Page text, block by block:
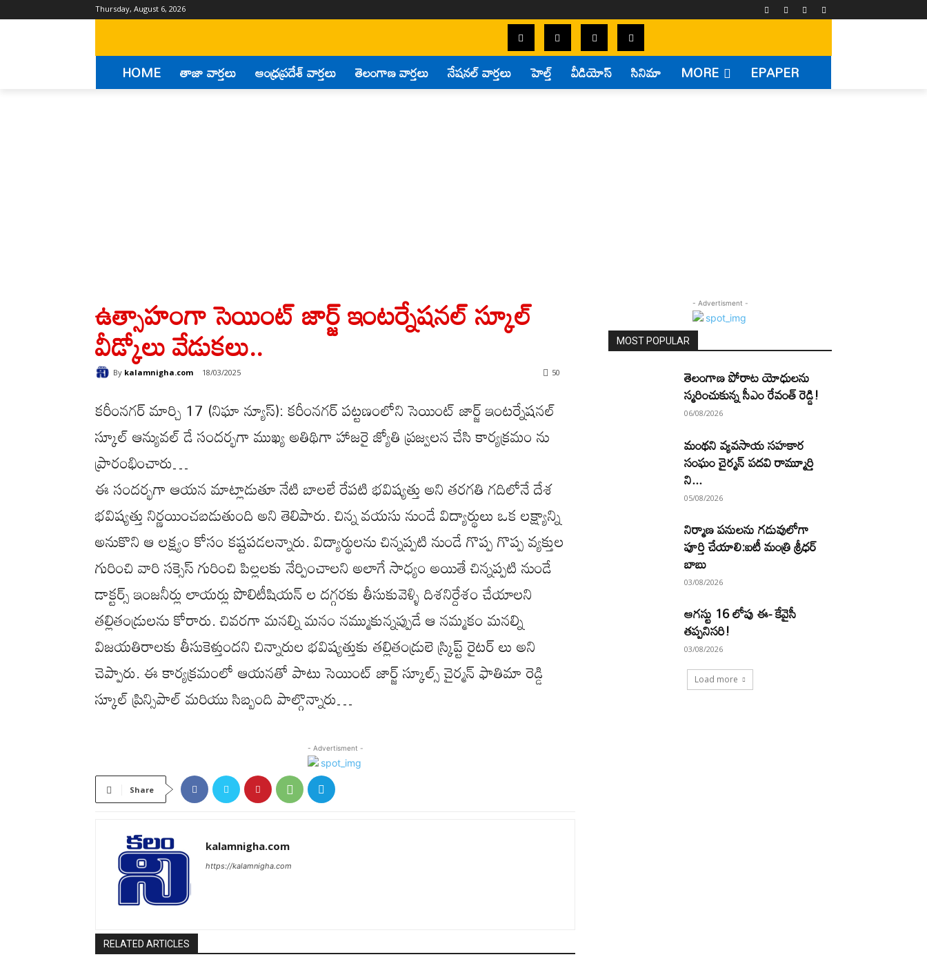
Thursday, August 6, 2026
HOME తాజా వార్తలు ఆంధ్రప్రదేశ్ వార్తలు తెలంగాణ వార్తలు నేషనల్ వార్తలు హెల్త్ వీడియోస్ సినిమా MORE EPAPER
ఉత్సాహంగా సెయింట్ జార్జ్ ఇంటర్నేషనల్ స్కూల్
వీడ్కోలు వేడుకలు..
By kalamnigha.com 18/03/2025 50
కరీంనగర్ మార్చి 17 (నిఘా న్యూస్): కరీంనగర్ పట్టణంలోని సెయింట్ జార్జ్ ఇంటర్నేషనల్
స్కూల్ ఆన్యువల్ డే సందర్భగా ముఖ్య అతిథిగా హాజరై జ్యోతి ప్రజ్వలన చేసి కార్యక్రమం ను
ప్రారంభించారు…
ఈ సందర్భగా ఆయన మాట్లాడుతూ నేటి బాలలే రేపటి భవిష్యత్తు అని తరగతి గదిలోనే దేశ
భవిష్యత్తు నిర్ణయించబడుతుంది అని తెలిపారు. చిన్న వయసు నుండే విద్యార్థులు ఒక లక్ష్యాన్ని
అనుకొని ఆ లక్ష్యం కోసం కష్టపడలన్నారు. విద్యార్థులను చిన్నప్పటి నుండే గొప్ప గొప్ప వ్యక్తుల
గురించి వారి సక్సెస్ గురించి పిల్లలకు నేర్పించాలని అలాగే సాధ్యం అయితే చిన్నప్పటి నుండే
డాక్టర్స్ ఇంజనీర్లు లాయర్లు పొలిటీషియన్ ల దగ్గరకు తీసుకువెళ్ళి దిశనిర్దేశం చేయాలని
తల్లితండ్రులను కోరారు. చివరగా మనల్ని మనం నమ్ముకున్నప్పుడే ఆ నమ్మకం మనల్ని
విజయతిరాలకు తీసుకెళ్తుందని చిన్నారుల భవిష్యత్తుకు తల్లితండ్రులె స్ర్కిప్ట్ రైటర్ లు అని
చెప్పారు. ఈ కార్యక్రమంలో ఆయనతో పాటు సెయింట్ జార్జ్ స్కూల్స్ చైర్మన్ ఫాతిమా రెడ్డి
స్కూల్ ప్రిన్సిపాల్ మరియు సిబ్బంది పాల్గొన్నారు…
- Advertisment -
Share
kalamnigha.com
https://kalamnigha.com
RELATED ARTICLES
- Advertisment -
MOST POPULAR
తెలంగాణ పోరాట యోధులను
స్మరించుకున్న సీఎం రేవంత్ రెడ్డి!
06/08/2026
మంథని వ్యవసాయ సహకార
సంఘం చైర్మన్ పదవి రామ్మూర్తి
ని...
05/08/2026
నిర్మాణ పనులను గడువులోగా
పూర్తి చేయాలి:ఐటీ మంత్రి శ్రీధర్
బాబు
03/08/2026
ఆగస్టు 16 లోపు ఈ- కేవైసీ
తప్పనిసరి!
03/08/2026
Load more